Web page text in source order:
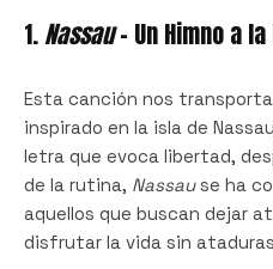
1.Nassau– Un Himno a
Esta canción nos
inspirado en la isla de
letra que evoca libertad,
de la rutina, Nassause ha
aquellos que buscan dejar
disfrutar la vida sin